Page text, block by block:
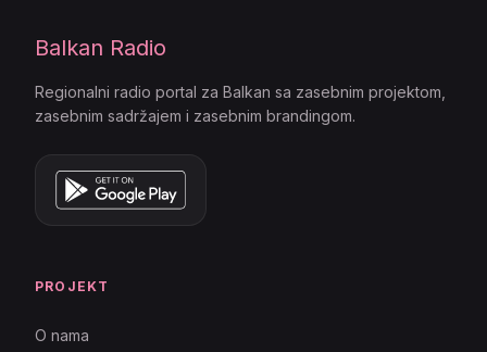
Balkan Radio
Regionalni radio portal za Balkan sa zasebnim projektom,
zasebnim sadržajem i zasebnim brandingom.
PROJEKT
O nama